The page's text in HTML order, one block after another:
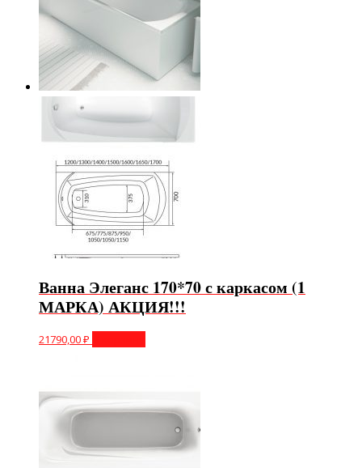
Ванна Элеганс 170*70 с каркасом (1
МАРКА) АКЦИЯ!!!
21790,00₽